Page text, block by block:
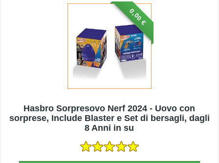
0,00 €
Hasbro Sorpresovo Nerf 2024 - Uovo con
sorprese, Include Blaster e Set di bersagli, dagli
8 Anni in su